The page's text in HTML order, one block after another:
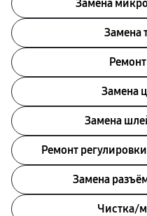
Замена
Замена
Замена
Замена
Ремонт
Замена
Чистка/